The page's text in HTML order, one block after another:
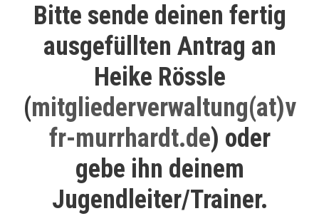
Bitte sende deinen fertig
ausgefüllten Antrag an
Heike Rössle
(mitgliederverwaltung(at)v
fr-murrhardt.de) oder
gebe ihn deinem
Jugendleiter/Trainer.